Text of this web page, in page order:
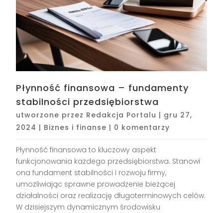
Płynność finansowa – fundamenty
stabilności przedsiębiorstwa
utworzone przez Redakcja Portalu | gru 27,
2024 | Biznes i finanse | 0 komentarzy
Płynność finansowa to kluczowy aspekt
funkcjonowania każdego przedsiębiorstwa. Stanowi
ona fundament stabilności i rozwoju firmy,
umożliwiając sprawne prowadzenie bieżącej
działalności oraz realizację długoterminowych celów.
W dzisiejszym dynamicznym środowisku